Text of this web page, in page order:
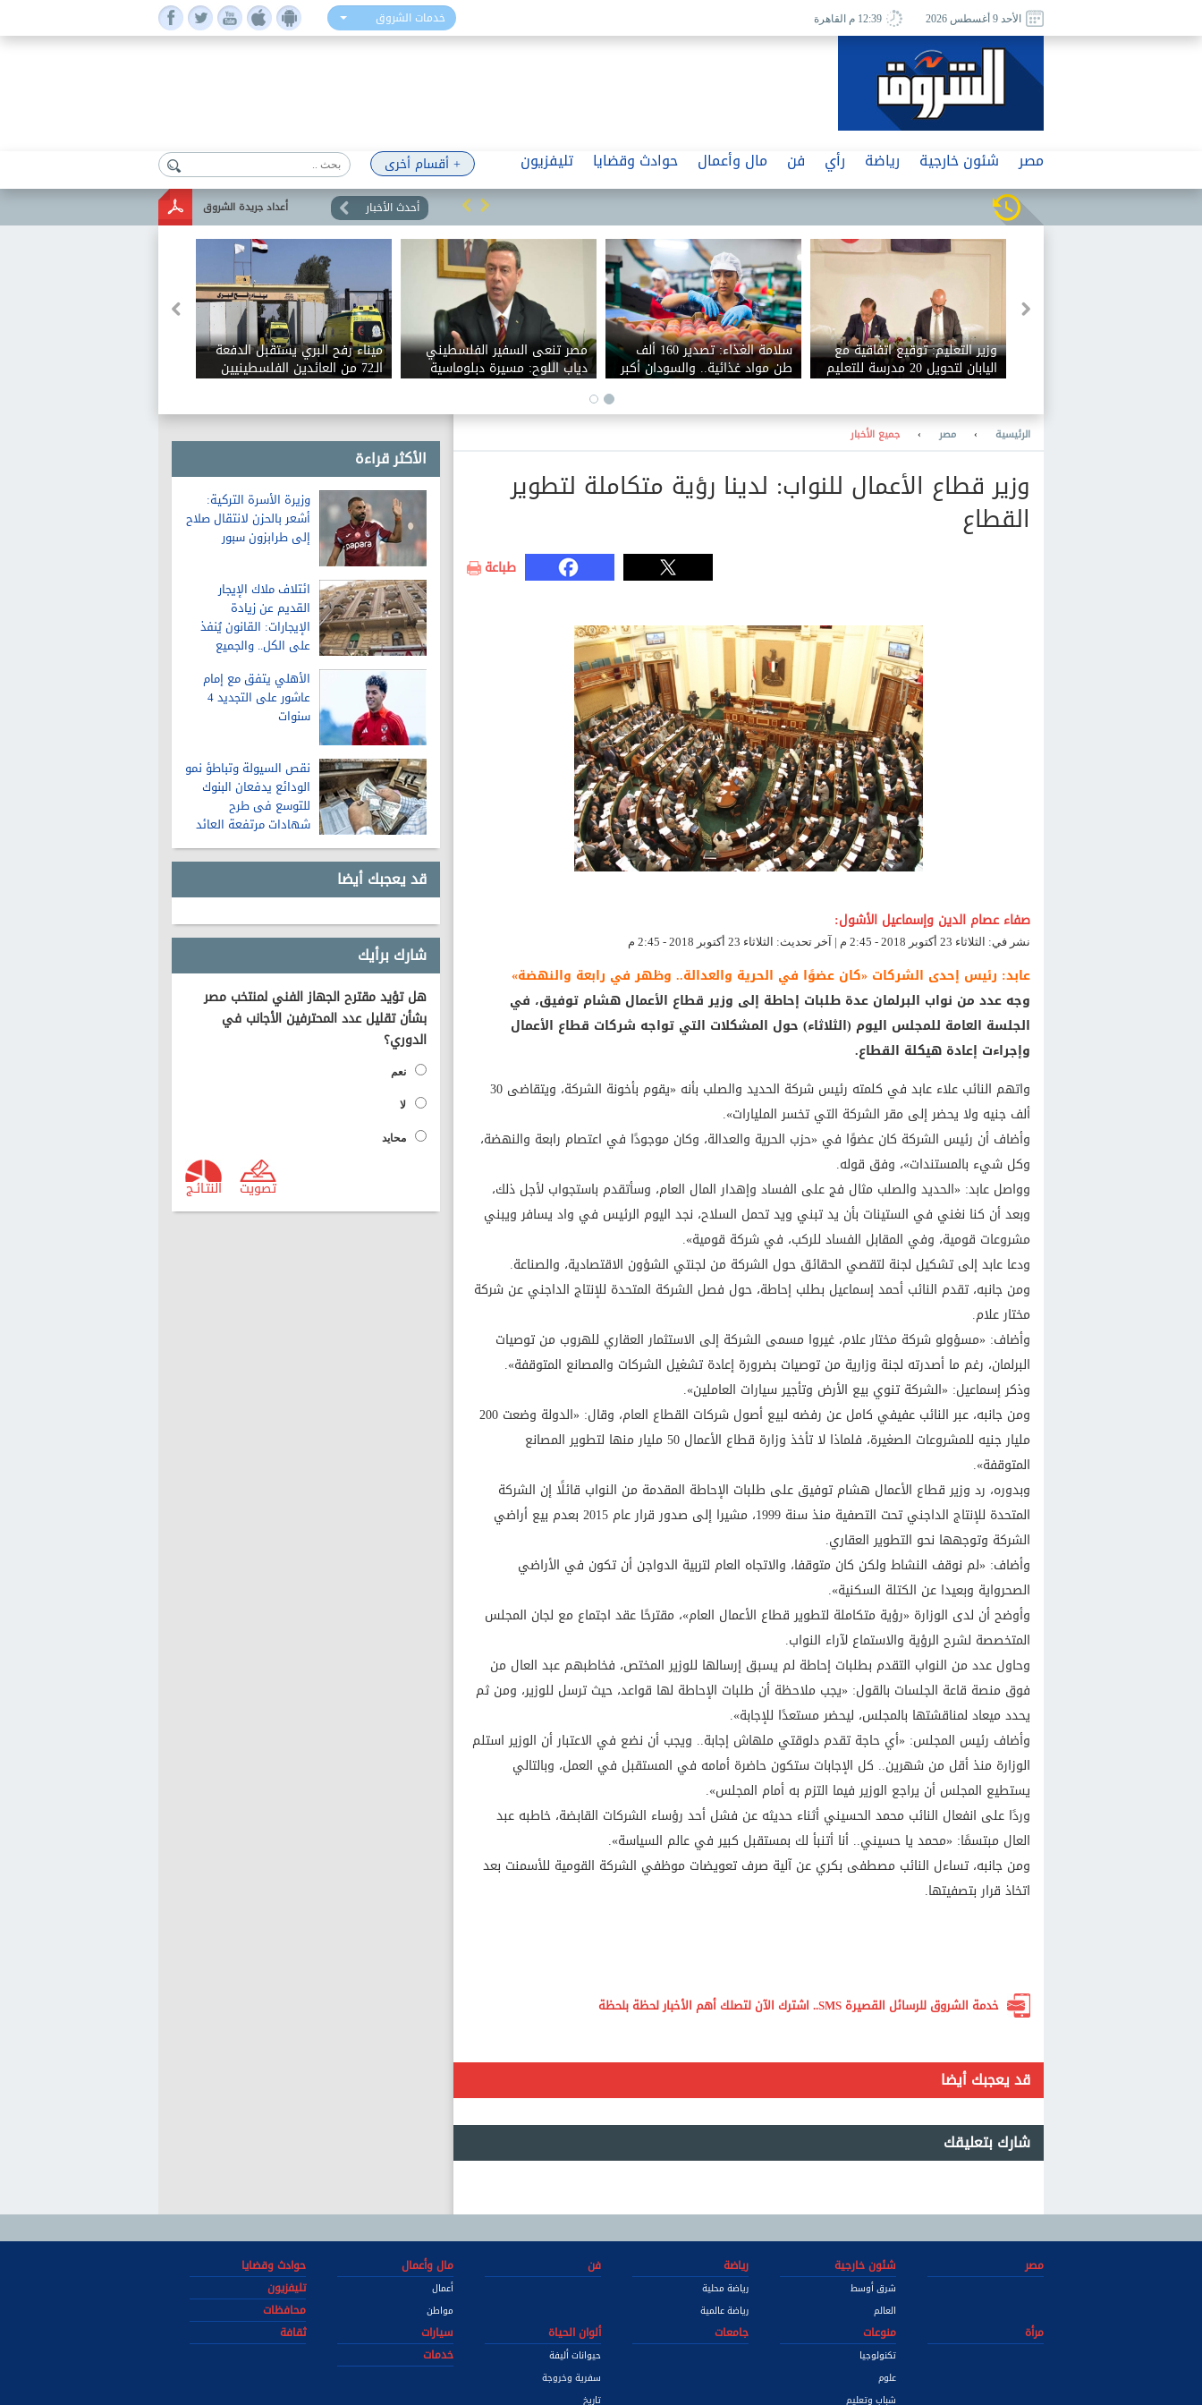
خدمات الشروق الأحد 9 أغسطس 2026 12:39 م القاهرة
+ أقسام أخرى مصر شئون خارجية رياضة رأي فن مال وأعمال حوادث وقضايا تليفزيون
أعداد جريدة الشروق أحدث الأخبار
وزير التعليم: توقيع اتفاقية مع
اليابان لتحويل 20 مدرسة للتعليم
الفني إلى مدارس تعليم فني
سلامة الغذاء: تصدير 160 ألف
طن مواد غذائية.. والسودان أكبر
المستوردين
مصر تنعى السفير الفلسطيني
دياب اللوح: مسيرة دبلوماسية
ووطنية حافلة بالعطاء في خدمة
ميناء رفح البري يستقبل الدفعة
الـ72 من العائدين الفلسطينيين
الأكثر قراءة
وزيرة الأسرة التركية:
أشعر بالحزن لانتقال صلاح
إلى طرابزون سبور
ائتلاف ملاك الإيجار
القديم عن زيادة
الإيجارات: القانون يُنفذ
على الكل.. والجميع
الأهلي يتفق مع إمام
عاشور على التجديد 4
سنوات
نقص السيولة وتباطؤ نمو
الودائع يدفعان البنوك
للتوسع فى طرح
شهادات مرتفعة العائد
قد يعجبك أيضا
شارك برأيك
هل تؤيد مقترح الجهاز الفني لمنتخب مصر
بشأن تقليل عدد المحترفين الأجانب في
الدوري؟
نعم
لا
محايد
النتـائـج تصويت
الرئيسية › مصر › جميع الأخبار
وزير قطاع الأعمال للنواب: لدينا رؤية متكاملة لتطوير
القطاع
طباعة
صفاء عصام الدين وإسماعيل الأشول:
نشر في: الثلاثاء 23 أكتوبر 2018 - 2:45 م | آخر تحديث: الثلاثاء 23 أكتوبر 2018 - 2:45 م
عابد: رئيس إحدى الشركات «كان عضوًا في الحرية والعدالة.. وظهر في رابعة والنهضة»
وجه عدد من نواب البرلمان عدة طلبات إحاطة إلى وزير قطاع الأعمال هشام توفيق، في
الجلسة العامة للمجلس اليوم (الثلاثاء) حول المشكلات التي تواجه شركات قطاع الأعمال
وإجراءت إعادة هيكلة القطاع.
واتهم النائب علاء عابد في كلمته رئيس شركة الحديد والصلب بأنه «يقوم بأخونة الشركة، ويتقاضى 30
ألف جنيه ولا يحضر إلى مقر الشركة التي تخسر المليارات».
وأضاف أن رئيس الشركة كان عضوًا في «حزب الحرية والعدالة، وكان موجودًا في اعتصام رابعة والنهضة،
وكل شيء بالمستندات»، وفق قوله.
وواصل عابد: «الحديد والصلب مثال فج على الفساد وإهدار المال العام، وسأتقدم باستجواب لأجل ذلك،
وبعد أن كنا نغني في الستينات بأن يد تبني ويد تحمل السلاح، نجد اليوم الرئيس في واد يسافر ويبني
مشروعات قومية، وفي المقابل الفساد للركب، في شركة قومية».
ودعا عابد إلى تشكيل لجنة لتقصي الحقائق حول الشركة من لجنتي الشؤون الاقتصادية، والصناعة.
ومن جانبه، تقدم النائب أحمد إسماعيل بطلب إحاطة، حول فصل الشركة المتحدة للإنتاج الداجني عن شركة
مختار علام.
وأضاف: «مسؤولو شركة مختار علام، غيروا مسمى الشركة إلى الاستثمار العقاري للهروب من توصيات
البرلمان، رغم ما أصدرته لجنة وزارية من توصيات بضرورة إعادة تشغيل الشركات والمصانع المتوقفة».
وذكر إسماعيل: «الشركة تنوي بيع الأرض وتأجير سيارات العاملين».
ومن جانبه، عبر النائب عفيفي كامل عن رفضه لبيع أصول شركات القطاع العام، وقال: «الدولة وضعت 200
مليار جنيه للمشروعات الصغيرة، فلماذا لا تأخذ وزارة قطاع الأعمال 50 مليار منها لتطوير المصانع
المتوقفة».
وبدوره، رد وزير قطاع الأعمال هشام توفيق على طلبات الإحاطة المقدمة من النواب قائلًا إن الشركة
المتحدة للإنتاج الداجني تحت التصفية منذ سنة 1999، مشيرا إلى صدور قرار عام 2015 بعدم بيع أراضي
الشركة وتوجهها نحو التطوير العقاري.
وأضاف: «لم نوقف النشاط ولكن كان متوقفا، والاتجاه العام لتربية الدواجن أن تكون في الأراضي
الصحرواية وبعيدا عن الكتلة السكنية».
وأوضح أن لدى الوزارة «رؤية متكاملة لتطوير قطاع الأعمال العام»، مقترحًا عقد اجتماع مع لجان المجلس
المتخصصة لشرح الرؤية والاستماع لآراء النواب.
وحاول عدد من النواب التقدم بطلبات إحاطة لم يسبق إرسالها للوزير المختص، فخاطبهم عبد العال من
فوق منصة قاعة الجلسات بالقول: «يجب ملاحظة أن طلبات الإحاطة لها قواعد، حيث ترسل للوزير، ومن ثم
يحدد ميعاد لمناقشتها بالمجلس، ليحضر مستعدًا للإجابة».
وأضاف رئيس المجلس: «أي حاجة تقدم دلوقتي ملهاش إجابة.. ويجب أن نضع في الاعتبار أن الوزير استلم
الوزارة منذ أقل من شهرين.. كل الإجابات ستكون حاضرة أمامه في المستقبل في العمل، وبالتالي
يستطيع المجلس أن يراجع الوزير فيما التزم به أمام المجلس».
وردًا على انفعال النائب محمد الحسيني أثناء حديثه عن فشل أحد رؤساء الشركات القابضة، خاطبه عبد
العال مبتسمًا: «محمد يا حسيني.. أنا أتنبأ لك بمستقبل كبير في عالم السياسة».
ومن جانبه، تساءل النائب مصطفى بكري عن آلية صرف تعويضات موظفي الشركة القومية للأسمنت بعد
اتخاذ قرار بتصفيتها.
خدمة الشروق للرسائل القصيرة SMS.. اشترك الآن لتصلك أهم الأخبار لحظة بلحظة
قد يعجبك أيضا
شارك بتعليقك
مصر شئون خارجية
شرق أوسط
العالم
رياضة
رياضة محلية
رياضة عالمية
فن مال وأعمال
أعمال
مواطن
حوادث وقضايا
تليفزيون
محافظات
مرأة
منوعات
تكنولوجيا
علوم
شباب وتعليم
جامعات ألوان الحياة
حيوانات أليفة
سفرية وخروجة
تاريخ
سيارات
ثقافة
خدمات